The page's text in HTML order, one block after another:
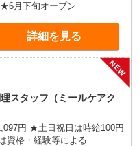
月下旬オープン
詳細を見る
NEW
スタッフ（ミールケアク
時給100円
資格・経験等による